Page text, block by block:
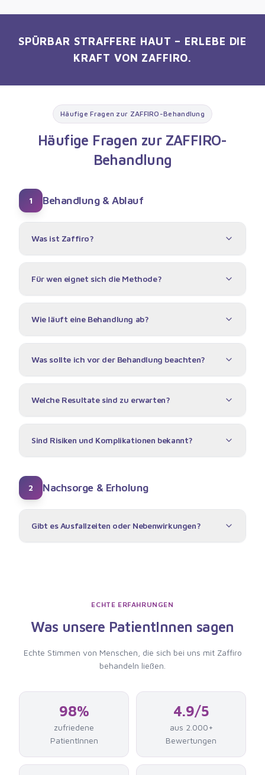
SPÜRBAR STRAFFERE HAUT – ERLEBE DIE
KRAFT VON ZAFFIRO.
Häufige Fragen zur ZAFFIRO-Behandlung
Häufige Fragen zur ZAFFIRO-
Behandlung
1 Behandlung & Ablauf
Was ist Zaffiro?
Für wen eignet sich die Methode?
Wie läuft eine Behandlung ab?
Was sollte ich vor der Behandlung beachten?
Welche Resultate sind zu erwarten?
Sind Risiken und Komplikationen bekannt?
2 Nachsorge & Erholung
Gibt es Ausfallzeiten oder Nebenwirkungen?
ECHTE ERFAHRUNGEN
Was unsere PatientInnen sagen
Echte Stimmen von Menschen, die sich bei uns mit Zaffiro
behandeln ließen
98%
zufriedene
PatientInnen
4.9/5
aus 2.000+
Bewertungen